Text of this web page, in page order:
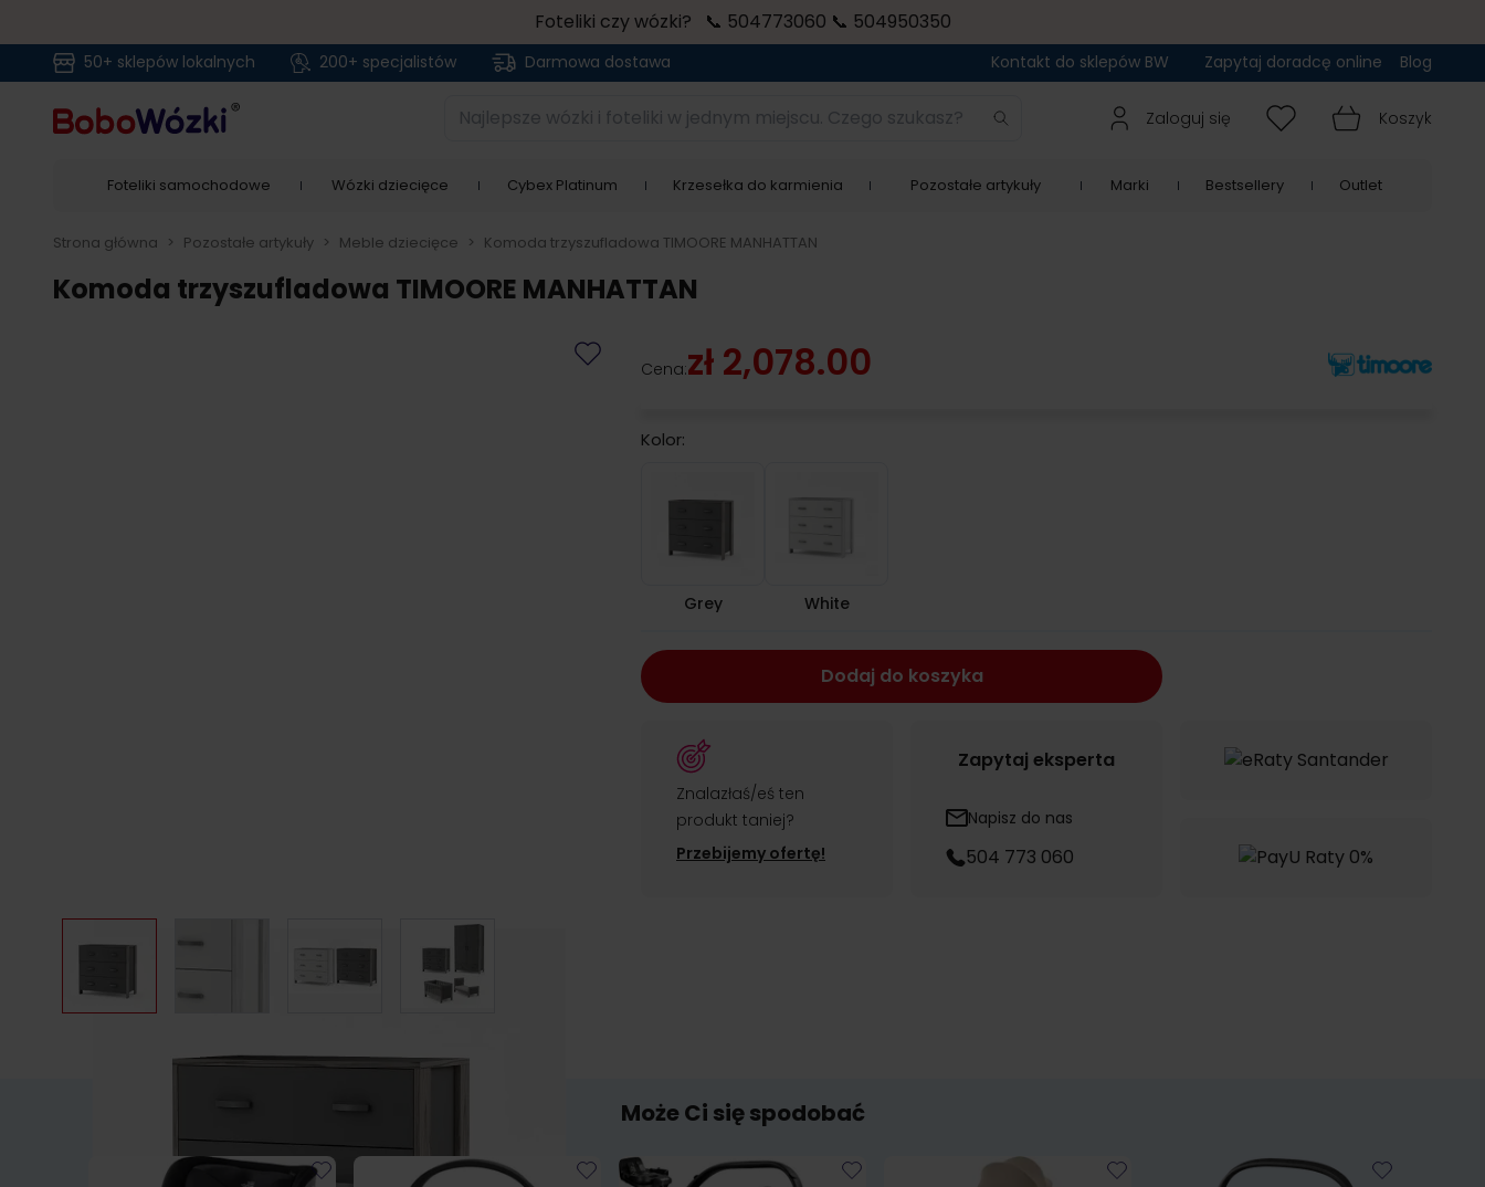
Foteliki czy wózki? 📞 504773060 📞 504950350
50+ sklepów lokalnych 200+ specjalistów Darmowa dostawa Kontakt do sklepów BW Zapytaj doradcę online Blog
Najlepsze wózki i foteliki w jednym miejscu. Czego szukasz? Zaloguj się Koszyk
Foteliki samochodowe Wózki dziecięce Cybex Platinum Krzesełka do karmienia Pozostałe artykuły Marki Bestsellery Outlet
Strona główna > Pozostałe artykuły > Meble dziecięce > Komoda trzyszufladowa TIMOORE MANHATTAN
Komoda trzyszufladowa TIMOORE MANHATTAN
Cena:zł 2,078.00
Kolor:
Grey White
Dodaj do koszyka
Znalazłaś/eś ten
produkt taniej?
Przebijemy ofertę!
Zapytaj eksperta
Napisz do nas
504 773 060
Może Ci się spodobać